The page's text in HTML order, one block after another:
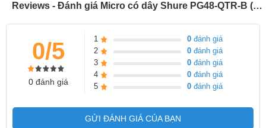
Reviews - Đánh giá Micro có dây Shure PG48-QTR-B (Giá 1 chiếc)
0/5
0 đánh giá
1 0 đánh giá
2
0 đánh giá
3
0 đánh giá
4
0 đánh giá
5
0 đánh giá
GỬI ĐÁNH GIÁ CỦA BẠN